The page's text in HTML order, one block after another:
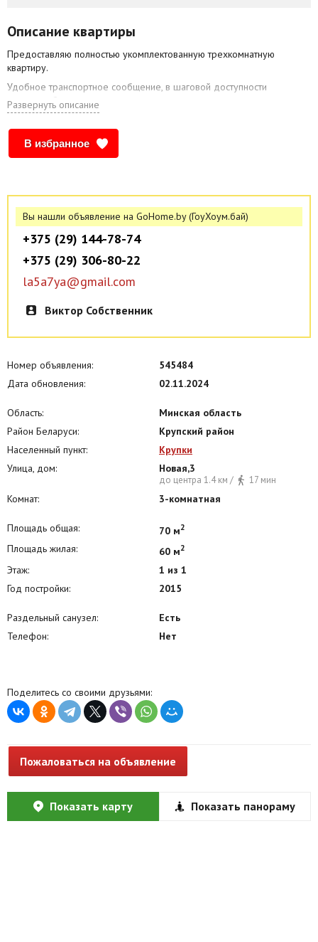
Описание квартиры
Предоставляю полностью укомплектованную трехкомнатную
квартиру.
Удобное транспортное сообщение, в шаговой доступности
магазины, банкоматы, аптека.
- современный ремонт;
- раздельные спальные места;
- TV, Wi-Fi;
- посуда, полотенца, постельное бельё, бытовая химия;
- уборка/смена постельного белья;
Заселение в удобное для Вас время.
Развернуть описание
В избранное
Вы нашли объявление на GoHome.by (ГоуХоум.бай)
+375 (29) 144-78-74
+375 (29) 306-80-22
la5a7ya@gmail.com
Виктор Собственник
Номер объявления:
545484
Дата обновления:
02.11.2024
Область:
Минская область
Район Беларуси:
Крупский район
Населенный пункт:
Крупки
Улица, дом:
Новая,3
до центра 1.4 км / 17 мин
Комнат: 3-комнатная
Площадь общая: 70 м2
Площадь жилая: 60 м2
Этаж:
1 из 1
Год постройки:
2015
Раздельный санузел:
Есть
Телефон:
Нет
Поделитесь со своими друзьями:
Пожаловаться на объявление
Показать карту Показать панораму